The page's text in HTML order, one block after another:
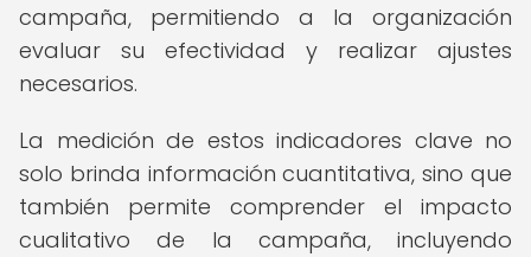
campaña, permitiendo a la organización
evaluar su efectividad y realizar ajustes
necesarios.
La medición de estos indicadores clave no
solo brinda información cuantitativa, sino que
también permite comprender el impacto
cualitativo de la campaña, incluyendo